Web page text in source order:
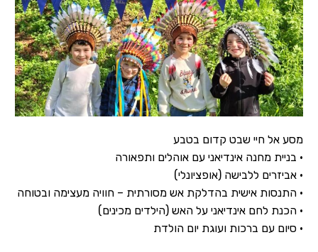
מסע אל חיי שבט קדום בטבע
• בניית מחנה אינדיאני עם אוהלים ותפאורה
• אביזרים ללבישה (אופציונלי)
• התנסות אישית בהדלקת אש מסורתית – חוויה מעצימה ובטוחה
• הכנת לחם אינדיאני על האש (הילדים מכינים)
• סיום עם ברכות ועוגת יום הולדת